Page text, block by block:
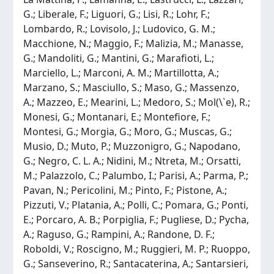
G.; Liberale, F.; Liguori, G.; Lisi, R.; Lohr, F.;
Lombardo, R.; Lovisolo, J.; Ludovico, G. M.;
Macchione, N.; Maggio, F.; Malizia, M.; Manasse,
G.; Mandoliti, G.; Mantini, G.; Marafioti, L.;
Marciello, L.; Marconi, A. M.; Martillotta, A.;
Marzano, S.; Masciullo, S.; Maso, G.; Massenzo,
A.; Mazzeo, E.; Mearini, L.; Medoro, S.; Mol(\`e), R.;
Monesi, G.; Montanari, E.; Montefiore, F.;
Montesi, G.; Morgia, G.; Moro, G.; Muscas, G.;
Musio, D.; Muto, P.; Muzzonigro, G.; Napodano,
G.; Negro, C. L. A.; Nidini, M.; Ntreta, M.; Orsatti,
M.; Palazzolo, C.; Palumbo, I.; Parisi, A.; Parma, P.;
Pavan, N.; Pericolini, M.; Pinto, F.; Pistone, A.;
Pizzuti, V.; Platania, A.; Polli, C.; Pomara, G.; Ponti,
E.; Porcaro, A. B.; Porpiglia, F.; Pugliese, D.; Pycha,
A.; Raguso, G.; Rampini, A.; Randone, D. F.;
Roboldi, V.; Roscigno, M.; Ruggieri, M. P.; Ruoppo,
G.; Sanseverino, R.; Santacaterina, A.; Santarsieri,